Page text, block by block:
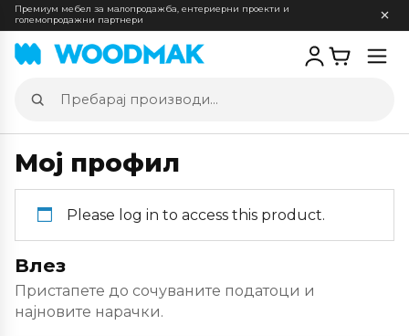
Премиум мебел за малопродажба, ентериерни проекти и
големопродажни партнери
Пребарај
производи
Мој профил
Please log in to access this product.
Влез
Пристапете до сочуваните податоци и
најновите нарачки.